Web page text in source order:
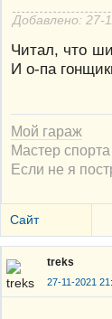
Добавлено: 27-
Читал, что
И о-па
Мой гараж
Мастер
Если не я
Сайт
treks
27-11-2021